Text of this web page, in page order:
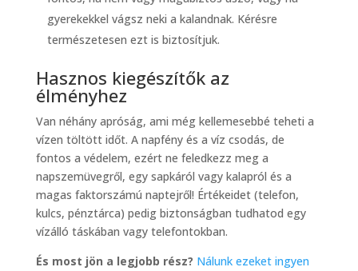
gyerekekkel vágsz neki a kalandnak. Kérésre
természetesen ezt is biztosítjuk.
Hasznos kiegészítők az
élményhez
Van néhány apróság, ami még kellemesebbé teheti a
vízen töltött időt. A napfény és a víz csodás, de
fontos a védelem, ezért ne feledkezz meg a
napszemüvegről, egy sapkáról vagy kalapról és a
magas faktorszámú naptejről! Értékeidet (telefon,
kulcs, pénztárca) pedig biztonságban tudhatod egy
vízálló táskában vagy telefontokban.
És most jön a legjobb rész? Nálunk ezeket ingyen